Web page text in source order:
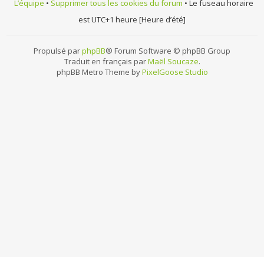
L’équipe • Supprimer tous les cookies du forum • Le fuseau horaire
est UTC+1 heure [Heure d’été]
Propulsé parphpBB® Forum Software © phpBB Group
Traduit en français parMaël Soucaze.
phpBB Metro Theme byPixelGoose Studio